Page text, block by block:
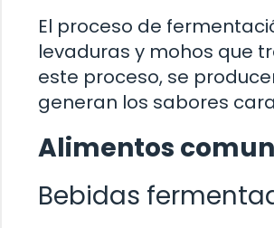
El proceso de
levaduras y mohos que
este proceso, se
generan los sabores
Alimentos
Bebidas